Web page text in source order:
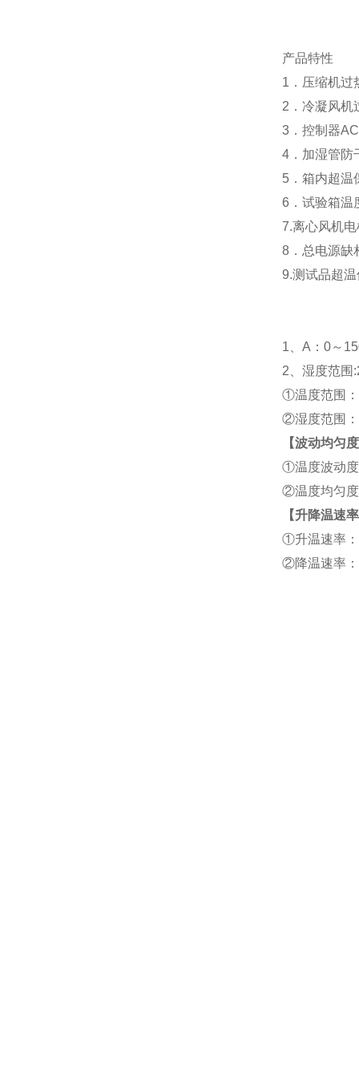
产品特性
1．压缩机过
2．冷凝风机
3．控制器
4．加湿管防
5．箱内超温
6．试验箱温
7.离心风机
8．总电源缺
9.测试品超
1、A：0～
2、湿度范围
①温度范围
②湿度范围
【波动均匀
①温度波动
②温度均匀
【升降温速
①升温速率
②降温速率